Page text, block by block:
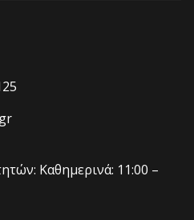
Καθημερινά: 11:00 –